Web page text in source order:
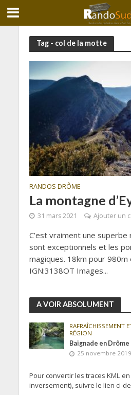
Tag - col de la motte
RANDOS DRÔME
La montagne
31 mars 2021 Ajouter un
C’est vraiment une
sont exceptionnels et les
magiques. 18km pour
IGN:3138OT Images...
A VOIR ABSOLUMENT
RAFRAÎCHISSEMENT
RÉGION
Baignade en Drôme
25 novembre 2019
Pour convertir les traces KML
inversement), suivre le lien ci-